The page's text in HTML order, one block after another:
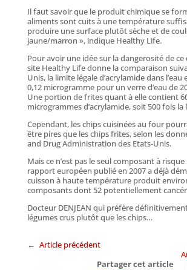
Il faut savoir que le produit chimique se
aliments sont cuits à une température
produire une surface plutôt sèche et de
jaune/marron », indique Healthy Life.
Pour avoir une idée sur la dangerosité de
site Healthy Life donne la comparaison
Unis, la limite légale d’acrylamide dans l’eau
0,12 microgramme pour un verre d’eau de
Une portion de frites quant à elle contient
microgrammes d’acrylamide, soit 500 fois
Cependant, les chips cuisinées au four
être pires que les chips frites, selon les
and Drug Administration des Etats-Unis.
Mais ce n’est pas le seul composant à
rapport européen publié en 2007 a déjà
cuisson à haute température produit
composants dont 52 potentiellement
Docteur DENJEAN qui préfère
légumes crus plutôt que les chips…
← Article précédent
Partager cet article